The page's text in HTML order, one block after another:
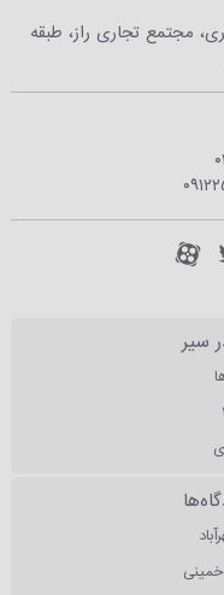
مجتمع تجاری راز، طبقه
سیر
خمینی